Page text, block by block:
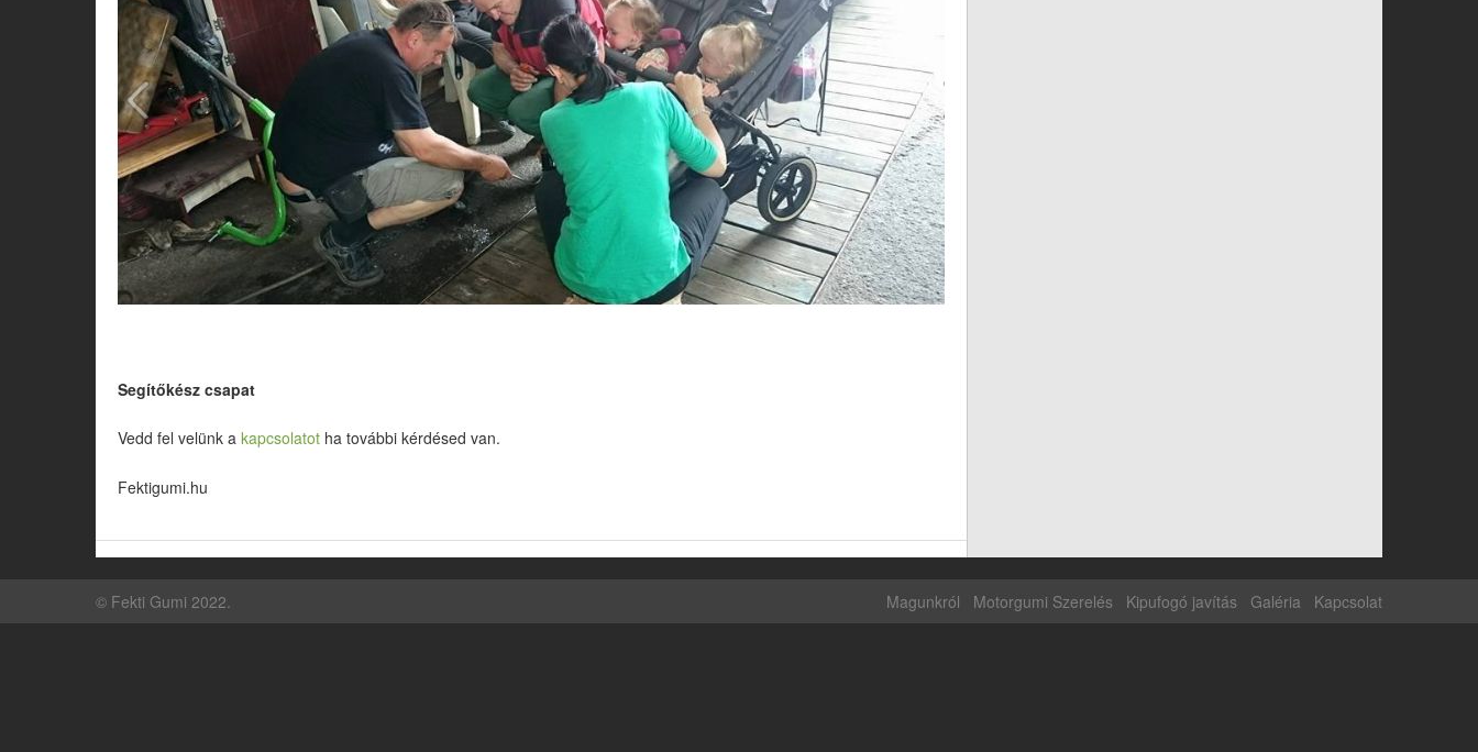
Segítőkész csapat
Vedd fel velünk a kapcsolatot ha további kérdésed van.
Fektigumi.hu
© Fekti Gumi 2022 Magunkról Motorgumi Szerelés Kipufogó javítás Galéria Kapcsolat